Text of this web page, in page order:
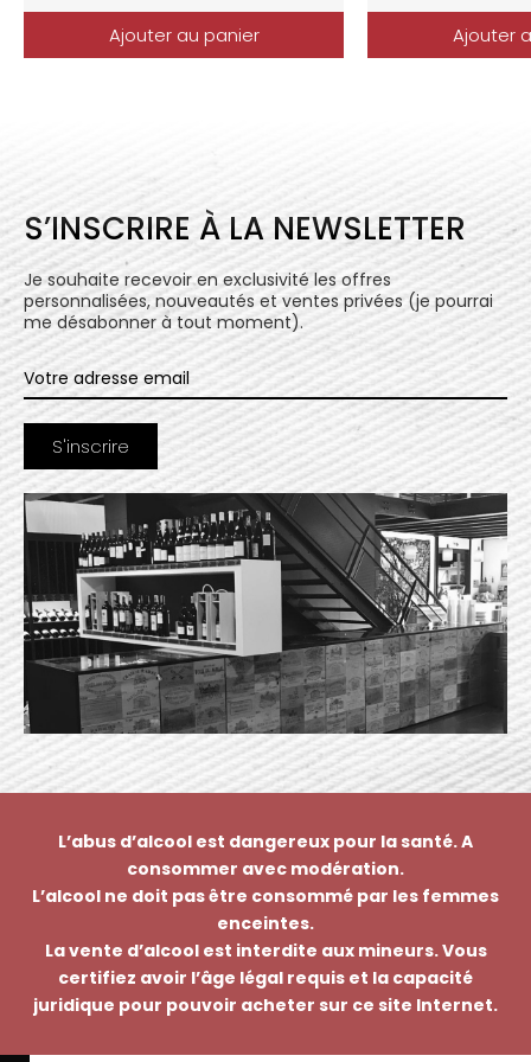
Ajouter au panier Ajouter
S’INSCRIRE À LA NEWSLETTER
Je souhaite recevoir en exclusivité les offres
personnalisées, nouveautés et ventes privées (je pourrai
me désabonner à tout moment).
L’abus d’alcool est dangereux pour la santé. A
consommer avec modération.
L’alcool ne doit pas être consommé par les femmes
enceintes.
La vente d’alcool est interdite aux mineurs. Vous
certifiez avoir l’âge légal requis et la capacité
juridique pour pouvoir acheter sur ce site Internet.